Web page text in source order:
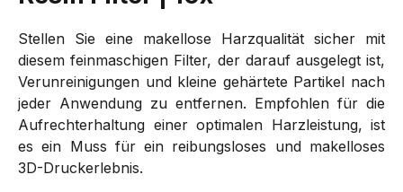
Stellen Sie eine makellose Harzqualität sicher mit
diesem feinmaschigen Filter, der darauf ausgelegt ist,
Verunreinigungen und kleine gehärtete Partikel nach
jeder Anwendung zu entfernen. Empfohlen für die
Aufrechterhaltung einer optimalen Harzleistung, ist
es ein Muss für ein reibungsloses und makelloses
3D-Druckerlebnis.